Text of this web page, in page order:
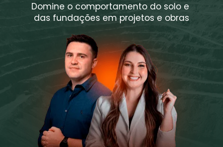
Domine o comportamento do solo e
das fundações em projetos e obras